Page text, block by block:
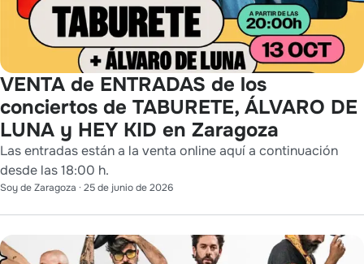
VENTA de ENTRADAS de los
conciertos de TABURETE, ÁLVARO DE
LUNA y HEY KID en Zaragoza
Las entradas están a la venta online aquí a continuación
desde las 18:00 h.
Soy de Zaragoza · 25 de junio de 2026